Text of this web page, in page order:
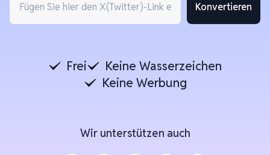
Konvertieren
Frei
Keine Wasserzeichen
Keine Werbung
Wir unterstützen auch